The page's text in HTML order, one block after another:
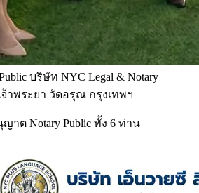
บริษัท NYC Legal & Notary
จ้าพระยา วัดอรุณ กรุงเทพฯ
าต Notary Public ทั้ง 6 ท่าน